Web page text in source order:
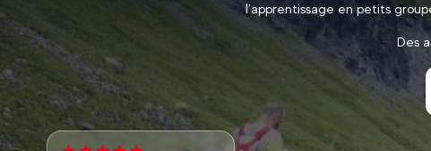
l’apprentissage en petits
Des